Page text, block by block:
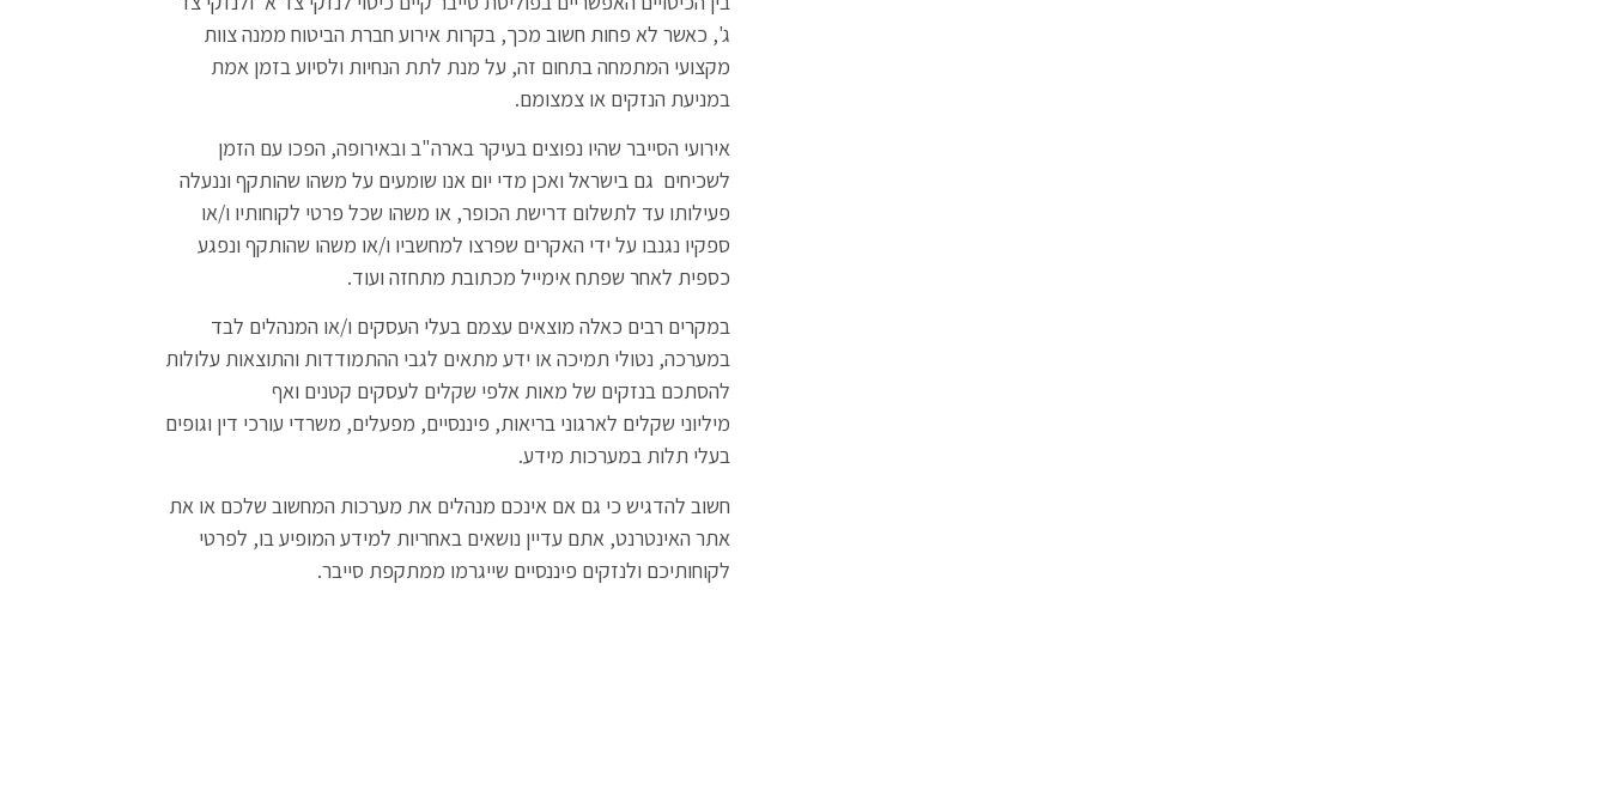
ג', כאשר לא פחות חשוב מכך, בקרות אירוע חברת הביטוח ממנה צוות
מקצועי המתמחה בתחום זה, על מנת לתת הנחיות ולסיוע בזמן אמת
במניעת הנזקים או צמצומם.
אירועי הסייבר שהיו נפוצים בעיקר בארה"ב ובאירופה, הפכו עם הזמן
לשכיחים גם בישראל ואכן מדי יום אנו שומעים על משהו שהותקף וננעלה
פעילותו עד לתשלום דרישת הכופר, או משהו שכל פרטי לקוחותיו ו/או
ספקיו נגנבו על ידי האקרים שפרצו למחשביו ו/או משהו שהותקף ונפגע
כספית לאחר שפתח אימייל מכתובת מתחזה ועוד.
במקרים רבים כאלה מוצאים עצמם בעלי העסקים ו/או המנהלים לבד
במערכה, נטולי תמיכה או ידע מתאים לגבי ההתמודדות והתוצאות עלולות
להסתכם בנזקים של מאות אלפי שקלים לעסקים קטנים ואף
מיליוני שקלים לארגוני בריאות, פיננסיים, מפעלים, משרדי עורכי דין וגופים
בעלי תלות במערכות מידע.
חשוב להדגיש כי גם אם אינכם מנהלים את מערכות המחשוב שלכם או את
אתר האינטרנט, אתם עדיין נושאים באחריות למידע המופיע בו, לפרטי
לקוחותיכם ולנזקים פיננסיים שייגרמו ממתקפת סייבר.